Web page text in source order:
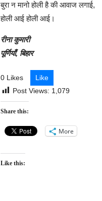
बुरा न मानो होली है की आवाज लगाई,
होली आई होली आई।
रीना कुमारी
पूर्णियाँ, बिहार
0 Likes
Like
Post Views: 1,079
Share this:
More
Like this: